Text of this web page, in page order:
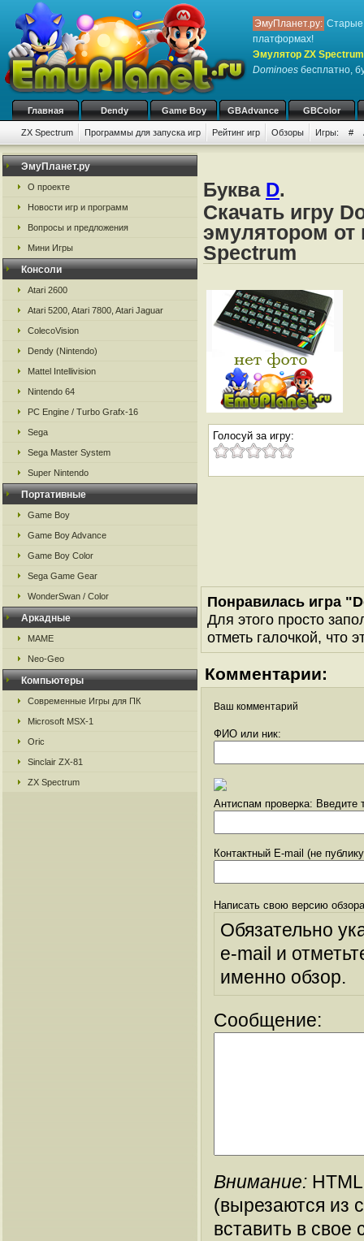
ЭмуПланет.ру: Старые
платформах!
Эмулятор ZX
Dominoes бесплатно,
Главная Dendy Game Boy GBAdvance GBColor
ZX Spectrum Программы для запуска игр Рейтинг игр Обзоры Игры: #
ЭмуПланет.ру
О проекте
Новости игр и программ
Вопросы и предложения
Мини Игры
Консоли
Atari 2600
Atari 5200, Atari 7800, Atari Jaguar
ColecoVision
Dendy (Nintendo)
Mattel Intellivision
Nintendo 64
PC Engine / Turbo Grafx-16
Sega
Sega Master System
Super Nintendo
Портативные
Game Boy
Game Boy Advance
Game Boy Color
Sega Game Gear
WonderSwan / Color
Аркадные
MAME
Neo-Geo
Компьютеры
Современные Игры для ПК
Microsoft MSX-1
Oric
Sinclair ZX-81
ZX Spectrum
Буква D.
Скачать игру
эмулятором от
Spectrum
Голосуй за игру:
Понравилась игра
Для этого просто
отметь галочкой, что
Комментарии:
Ваш комментарий
ФИО или ник:
Антиспам проверка: Введите
Контактный E-mail (не
Написать свою версию
Обязательно
e-mail и
именно обзор.
Сообщение:
Внимание:
(вырезаются из
вставить в